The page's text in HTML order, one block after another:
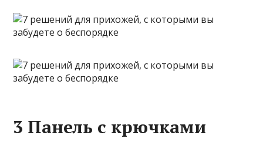
3 Панель с крючками